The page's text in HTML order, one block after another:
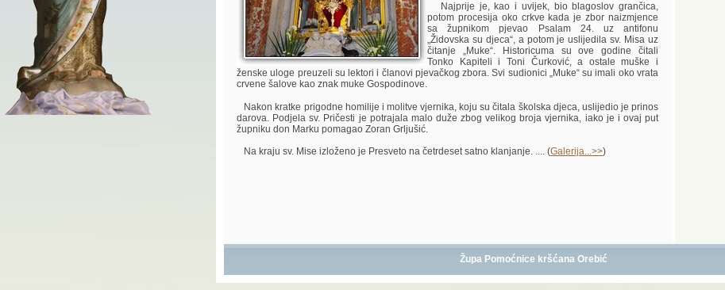
Najprije je, kao i uvijek, bio blagoslov grančica,
potom procesija oko crkve kada je zbor naizmjence
sa župnikom pjevao Psalam 24. uz antifonu
„Židovska su djeca“, a potom je uslijedila sv. Misa uz
čitanje „Muke“. Historicuma su ove godine čitali
Tonko Kapiteli i Toni Čurković, a ostale muške i
ženske uloge preuzeli su lektori i članovi pjevačkog zbora. Svi sudionici „Muke“ su imali oko vrata
crvene šalove kao znak muke Gospodinove.
Nakon kratke prigodne homilije i molitve vjernika, koju su čitala školska djeca, uslijedio je prinos
darova. Podjela sv. Pričesti je potrajala malo duže zbog velikog broja vjernika, iako je i ovaj put
župniku don Marku pomagao Zoran Grljušić.
Na kraju sv. Mise izloženo je Presveto na četrdeset satno klanjanje. .... (Galerija...>>)
Župa Pomoćnice kršćana Orebić